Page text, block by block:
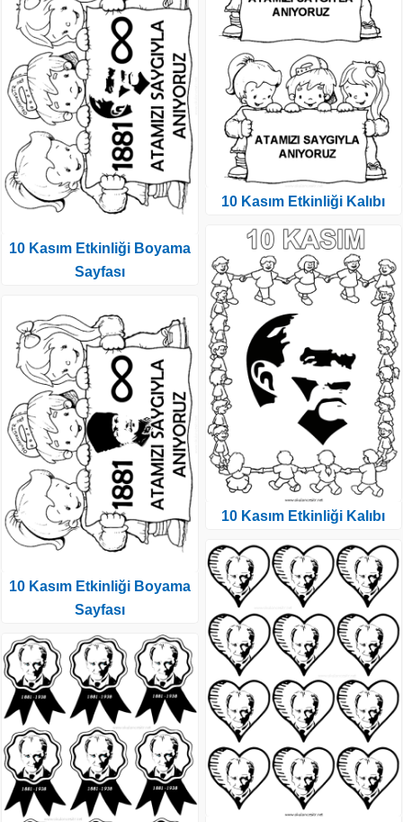
10 Kasım Etkinliği Boyama
Sayfası
10 Kasım Etkinliği Boyama
Sayfası
10 Kasım Etkinliği Kalıbı
10 Kasım Etkinliği Kalıbı